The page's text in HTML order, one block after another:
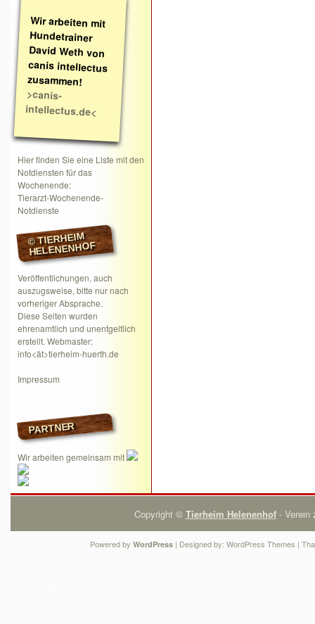
Wir arbeiten mit
Hundetrainer
David Weth von
canis intellectus
zusammen!
>canis-
intellectus.de<
Hier finden Sie eine Liste mit den
Notdiensten für das
Wochenende:
Tierarzt-Wochenende-
Notdienste
© TIERHEIM
HELENENHOF
Veröffentlichungen, auch
auszugsweise, bitte nur nach
vorheriger Absprache.
Diese Seiten wurden
ehrenamtlich und unentgeltlich
erstellt. Webmaster:
info<ät>tierheim-huerth.de
Impressum
PARTNER
Wir arbeiten gemeinsam mit
Copyright © Tierheim Helenenhof- Verein
Powered by WordPress | Designed by: WordPress Themes |